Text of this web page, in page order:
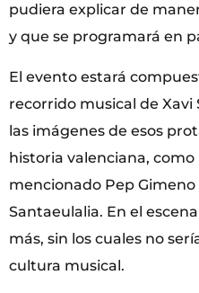
pudiera explicar de
y que se programará en
El evento estará
recorrido musical de Xavi
las imágenes de esos
historia valenciana, como
mencionado Pep Gimeno
Santaeulalia. En el
más, sin los cuales no
cultura musical.